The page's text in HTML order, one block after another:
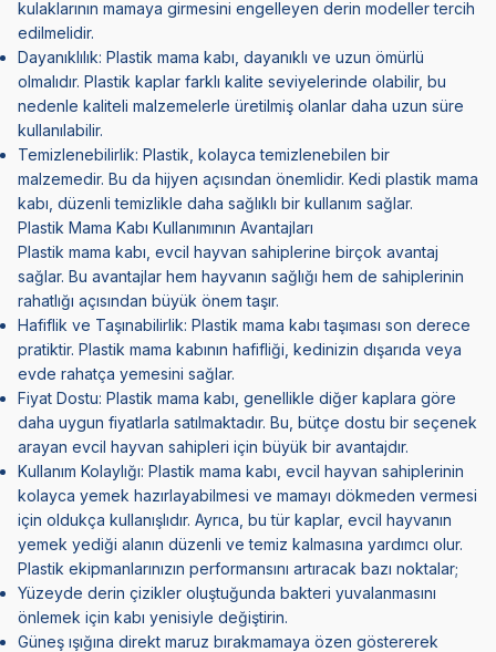
kulaklarının mamaya girmesini engelleyen derin modeller tercih
edilmelidir.
Dayanıklılık: Plastik mama kabı, dayanıklı ve uzun ömürlü
olmalıdır. Plastik kaplar farklı kalite seviyelerinde olabilir, bu
nedenle kaliteli malzemelerle üretilmiş olanlar daha uzun süre
kullanılabilir.
Temizlenebilirlik: Plastik, kolayca temizlenebilen bir
malzemedir. Bu da hijyen açısından önemlidir. Kedi plastik mama
kabı, düzenli temizlikle daha sağlıklı bir kullanım sağlar.
Plastik Mama Kabı Kullanımının Avantajları
Plastik mama kabı, evcil hayvan sahiplerine birçok avantaj
sağlar. Bu avantajlar hem hayvanın sağlığı hem de sahiplerinin
rahatlığı açısından büyük önem taşır.
Hafiflik ve Taşınabilirlik: Plastik mama kabı taşıması son derece
pratiktir. Plastik mama kabının hafifliği, kedinizin dışarıda veya
evde rahatça yemesini sağlar.
Fiyat Dostu: Plastik mama kabı, genellikle diğer kaplara göre
daha uygun fiyatlarla satılmaktadır. Bu, bütçe dostu bir seçenek
arayan evcil hayvan sahipleri için büyük bir avantajdır.
Kullanım Kolaylığı: Plastik mama kabı, evcil hayvan sahiplerinin
kolayca yemek hazırlayabilmesi ve mamayı dökmeden vermesi
için oldukça kullanışlıdır. Ayrıca, bu tür kaplar, evcil hayvanın
yemek yediği alanın düzenli ve temiz kalmasına yardımcı olur.
Plastik ekipmanlarınızın performansını artıracak bazı noktalar;
Yüzeyde derin çizikler oluştuğunda bakteri yuvalanmasını
önlemek için kabı yenisiyle değiştirin.
Güneş ışığına direkt maruz bırakmamaya özen göstererek